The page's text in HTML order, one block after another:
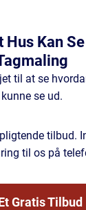
Hus Kan
til at se
kunne se ud.
tilbud.
til os på
Gratis Tilbud